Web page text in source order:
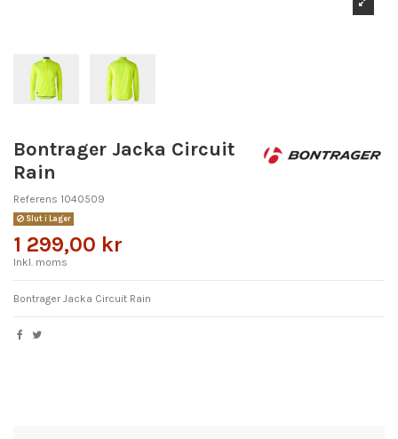
Bontrager Jacka Circuit
Rain
Referens 1040509
Slut i Lager
1 299,00 kr
Inkl. moms
Bontrager Jacka Circuit Rain